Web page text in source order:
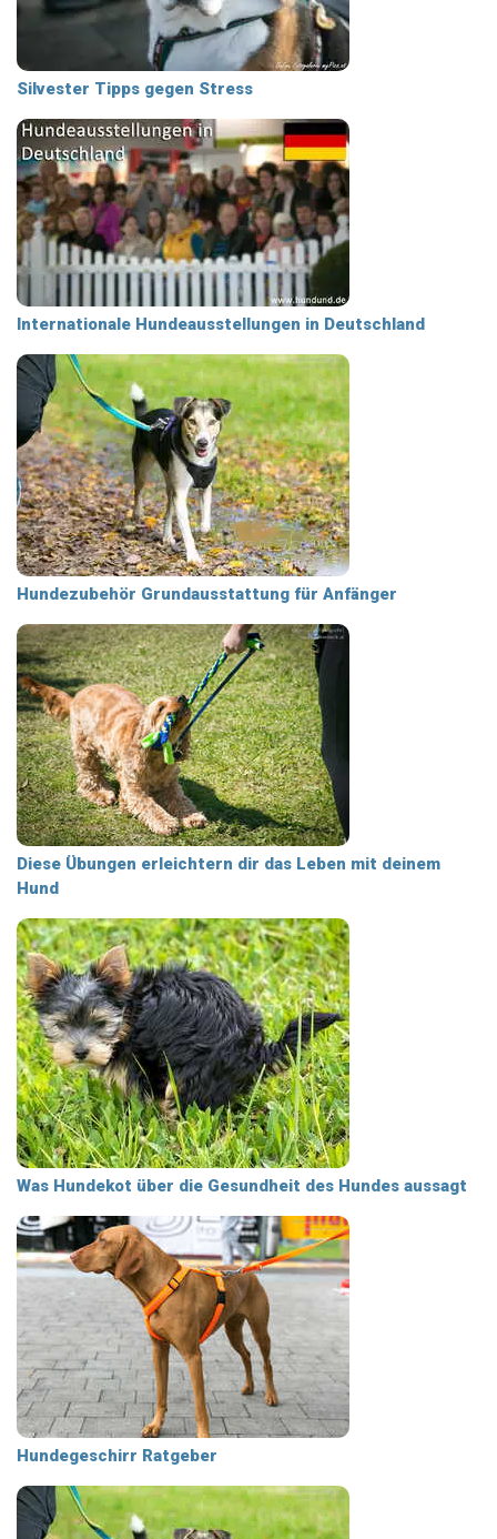
Silvester Tipps gegen Stress
Internationale Hundeausstellungen in Deutschland
Hundezubehör Grundausstattung für Anfänger
Diese Übungen erleichtern dir das Leben mit deinem
Hund
Was Hundekot über die Gesundheit des Hundes aussagt
Hundegeschirr Ratgeber